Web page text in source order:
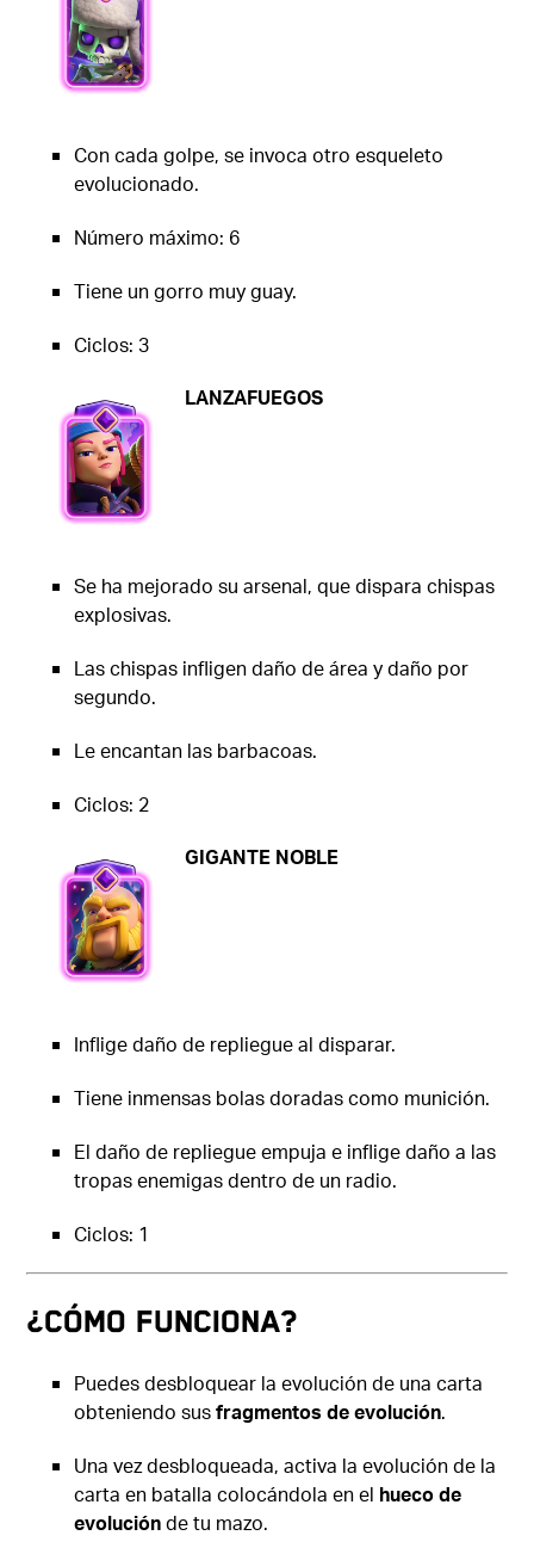
Con cada golpe, se invoca otro esqueleto
evolucionado.
Número máximo: 6
Tiene un gorro muy guay.
Ciclos: 3
LANZAFUEGOS
Se ha mejorado su arsenal, que dispara chispas
explosivas.
Las chispas infligen daño de área y daño por
segundo.
Le encantan las barbacoas.
Ciclos: 2
GIGANTE NOBLE
Inflige daño de repliegue al disparar.
Tiene inmensas bolas doradas como munición.
El daño de repliegue empuja e inflige daño a las
tropas enemigas dentro de un radio.
Ciclos: 1
¿CÓMO FUNCIONA?
Puedes desbloquear la evolución de una carta
obteniendo susfragmentos de evolución.
Una vez desbloqueada, activa la evolución de la
carta en batalla colocándola en el hueco de
evoluciónde tu mazo.